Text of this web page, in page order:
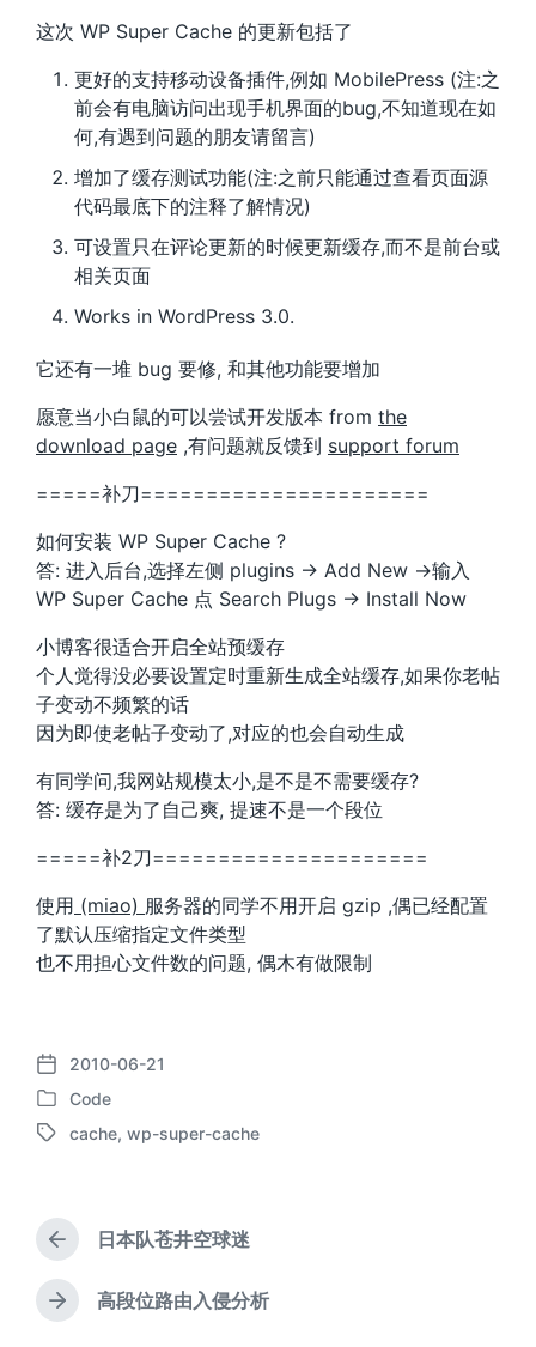
这次 WP Super Cache 的更新包括了
更好的支持移动设备插件,例如 MobilePress (注:之
前会有电脑访问出现手机界面的bug,不知道现在如
何,有遇到问题的朋友请留言)
增加了缓存测试功能(注:之前只能通过查看页面源
代码最底下的注释了解情况)
可设置只在评论更新的时候更新缓存,而不是前台或
相关页面
Works in WordPress 3.0.
它还有一堆 bug 要修, 和其他功能要增加
愿意当小白鼠的可以尝试开发版本 from the
download page ,有问题就反馈到 support forum
=====补刀======================
如何安装 WP Super Cache ?
答: 进入后台,选择左侧 plugins -> Add New ->输入
WP Super Cache 点 Search Plugs -> Install Now
小博客很适合开启全站预缓存
个人觉得没必要设置定时重新生成全站缓存,如果你老帖
子变动不频繁的话
因为即使老帖子变动了,对应的也会自动生成
有同学问,我网站规模太小,是不是不需要缓存?
答: 缓存是为了自己爽, 提速不是一个段位
=====补2刀=====================
使用 (miao) 服务器的同学不用开启 gzip ,偶已经配置
了默认压缩指定文件类型
也不用担心文件数的问题, 偶木有做限制
发
布
日
2010-06-21
发
布
Code
标
cache, wp-super-cache
上
篇
文
章
日本队苍井空球迷
下
高段位路由入侵分析